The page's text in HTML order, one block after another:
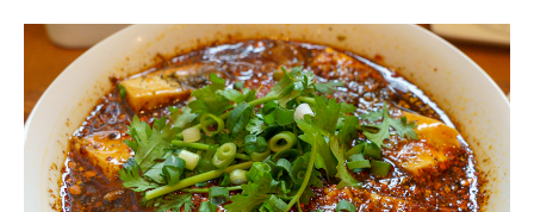
目でも楽しめるランチ料理です。 味はもちろん、言うことなし
の美味しさです。 野菜もすごく美味しい！ 感動しながら箸を進
めていきました。 【こだわり】千葉県産の食材を使った
「"S"料理」 S kashiwaのこだわりは、食材。 千葉県産の食材
を中心に安心・安全な食材を取り寄せているそうです。 前菜5種
のメニューでは、森田農園さんのお野菜が使われていました！
農家さんや市場にも直接足を運んで、食材を選んでくるそうで